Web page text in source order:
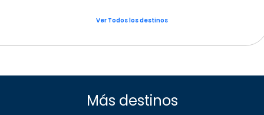
Ver Todos los destinos
Más destinos